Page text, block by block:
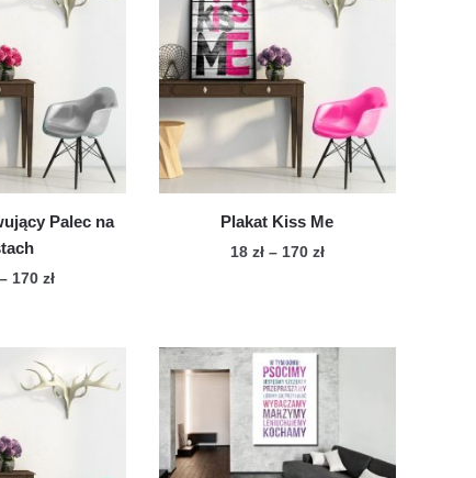
Palec na
– 170złZakres
do
170 zł
produkt
ma
wariantów.
Opcje
Plakat Kiss Me
18 zł – 170 złZakres
do
170 zł
ma
wiele
wariantów.
Opcje
można